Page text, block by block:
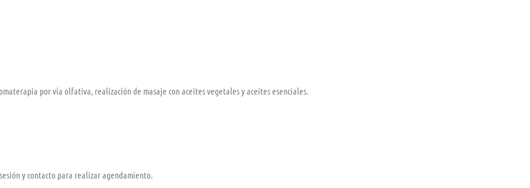
por vía olfativa, realización de masaje con aceites vegetales y aceites esenciales.
y contacto para realizar agendamiento.